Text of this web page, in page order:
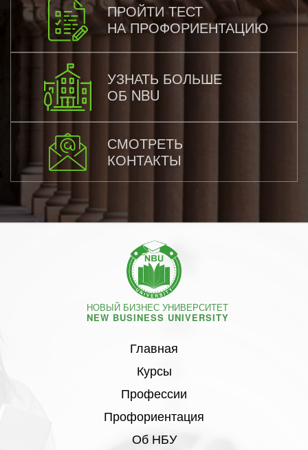
ПРОЙТИ ТЕСТ
НА ПРОФОРИЕНТАЦИЮ
УЗНАТЬ БОЛЬШЕ
ОБ NBU
СМОТРЕТЬ
КОНТАКТЫ
НОВЫЙ БИЗНЕС УНИВЕРСИТЕТ
NEW BUSINESS UNIVERSITY
Главная
Курсы
Профессии
Профориентация
Об НБУ